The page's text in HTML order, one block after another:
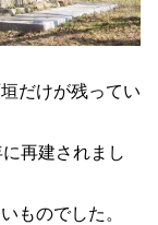
だけが残ってい
再建されまし
ものでした。